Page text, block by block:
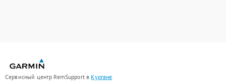
Сервисный центр RemSupport в Кургане